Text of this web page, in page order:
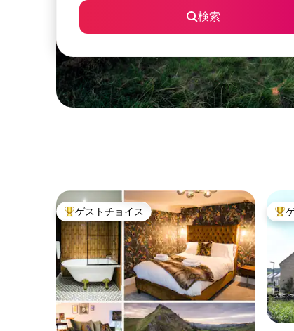
検索
大好評のゲストチョイスです。
ゲストチョイス 大